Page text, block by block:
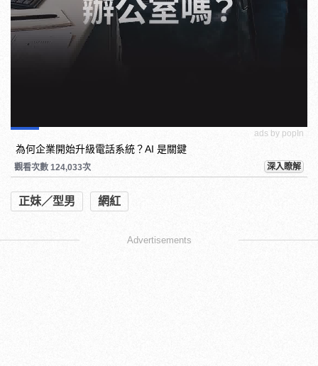
ads by popIn
為何企業開始升級電話系統？AI 是關鍵
觀看次數 124,033次 深入瞭解
正妹／型男 網紅
Advertisements